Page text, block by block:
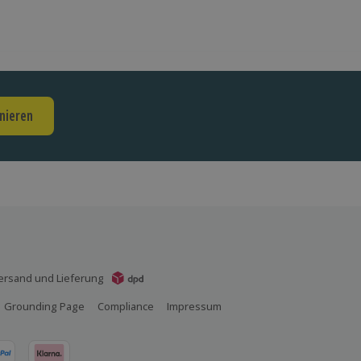
und Lieferung
Grounding Page Compliance Impressum